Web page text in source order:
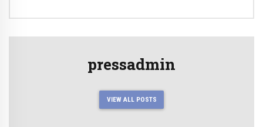
pressadmin
VIEW ALL POSTS